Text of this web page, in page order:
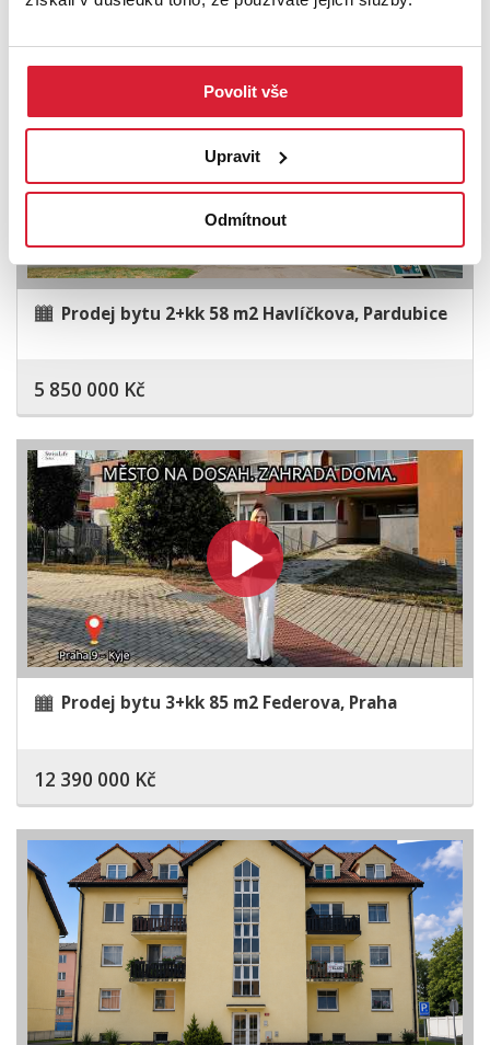
Povolit vše
Upravit
Odmítnout
Prodej bytu 2+kk 58 m2 Havlíčkova, Pardubice
5 850 000 Kč
Prodej bytu 3+kk 85 m2 Federova, Praha
12 390 000 Kč